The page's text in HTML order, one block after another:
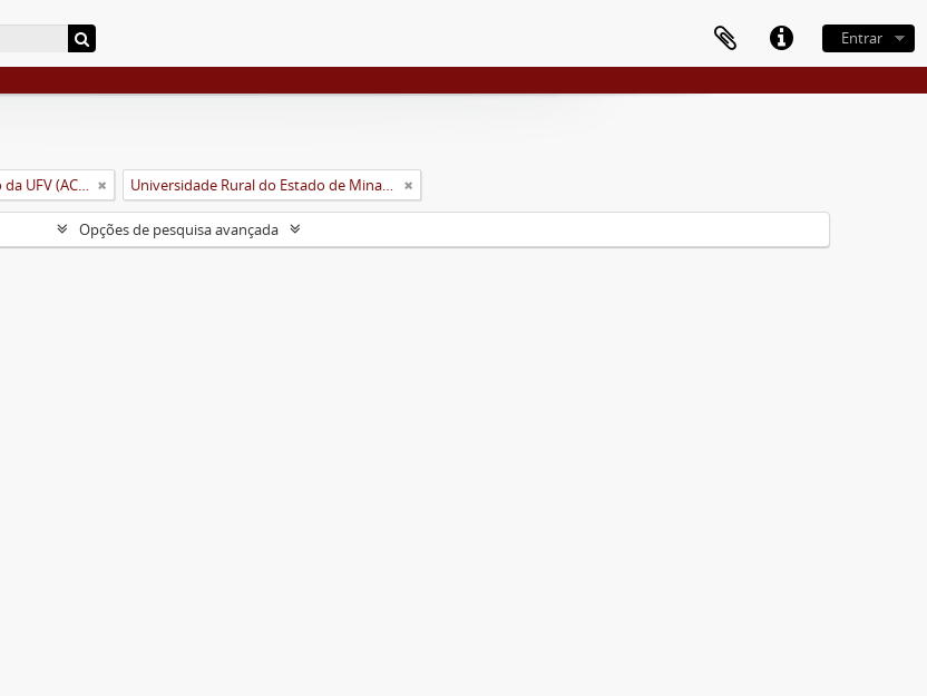
Entrar
Arquivo Central e Histórico da UFV (ACH-UFV) Universidade Rural do Estado de Minas Gerais (Uremg)
Opções de pesquisa avançada